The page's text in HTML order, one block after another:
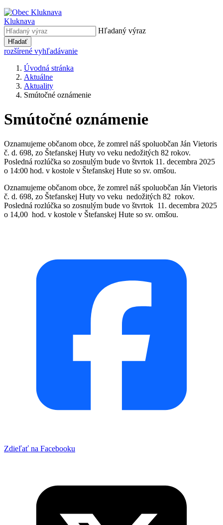
Kluknava
Hľadaný výraz
Hľadať
rozšírené vyhľadávanie
Úvodná stránka
Aktuálne
Aktuality
Smútočné oznámenie
Smútočné oznámenie
Oznamujeme občanom obce, že zomrel náš spoluobčan Ján Vietoris
č. d. 698, zo Štefanskej Huty vo veku nedožitých 82 rokov.
Posledná rozlúčka so zosnulým bude vo štvrtok 11. decembra 2025
o 14:00 hod. v kostole v Štefanskej Hute so sv. omšou.
Oznamujeme občanom obce, že zomrel náš spoluobčan Ján Vietoris
č. d. 698, zo Štefanskej Huty vo veku nedožitých 82 rokov.
Posledná rozlúčka so zosnulým bude vo štvrtok 11. decembra 2025
o 14,00 hod. v kostole v Štefanskej Hute so sv. omšou.
Zdieľať na Facebooku